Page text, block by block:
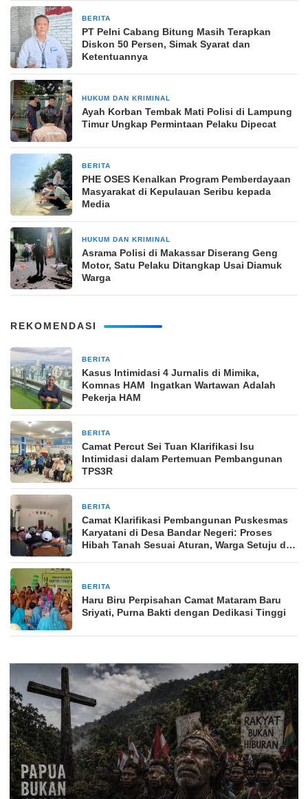
BERITA
PT Pelni Cabang Bitung Masih Terapkan
Diskon 50 Persen, Simak Syarat dan
Ketentuannya
HUKUM DAN KRIMINAL
Ayah Korban Tembak Mati Polisi di Lampung
Timur Ungkap Permintaan Pelaku Dipecat
BERITA
PHE OSES Kenalkan Program Pemberdayaan
Masyarakat di Kepulauan Seribu kepada
Media
HUKUM DAN KRIMINAL
Asrama Polisi di Makassar Diserang Geng
Motor, Satu Pelaku Ditangkap Usai Diamuk
Warga
REKOMENDASI
BERITA
Kasus Intimidasi 4 Jurnalis di Mimika,
Komnas HAM Ingatkan Wartawan Adalah
Pekerja HAM
BERITA
Camat Percut Sei Tuan Klarifikasi Isu
Intimidasi dalam Pertemuan Pembangunan
TPS3R
BERITA
Camat Klarifikasi Pembangunan Puskesmas
Karyatani di Desa Bandar Negeri: Proses
Hibah Tanah Sesuai Aturan, Warga Setuju dan
BERITA
Haru Biru Perpisahan Camat Mataram Baru
Sriyati, Purna Bakti dengan Dedikasi Tinggi